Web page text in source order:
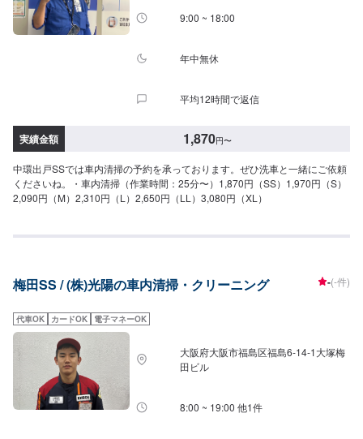
9:00 ~ 18:00
年中無休
平均12時間で返信
実績金額 1,870円〜
中環出戸SSでは車内清掃の予約を承っております。ぜひ洗車と一緒にご依頼
くださいね。・車内清掃（作業時間：25分〜）1,870円（SS）1,970円（S）
2,090円（M）2,310円（L）2,650円（LL）3,080円（XL）
梅田SS / (株)光陽の車内清掃・クリーニング -(-件)
代車OK カードOK 電子マネーOK
大阪府大阪市福島区福島6-14-1大塚梅
田ビル
8:00 ~ 19:00 他1件